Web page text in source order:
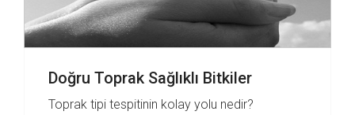
Doğru Toprak Sağlıklı Bitkiler
Toprak tipi tespitinin kolay yolu nedir?